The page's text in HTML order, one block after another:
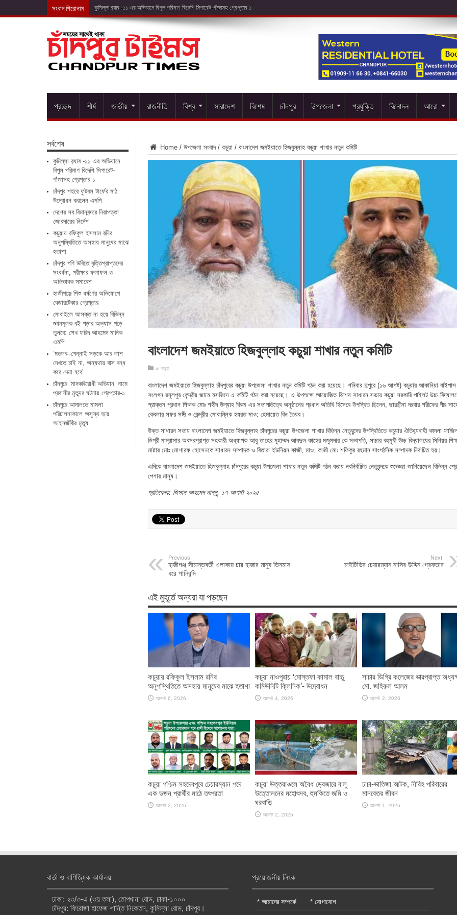
সংবাদ শিরোনাম চাঁদপুর শ
প্রচ্ছদ শীর্ষ জাতীয় রাজনীতি বিশ্ব সারাদেশ বিশেষ চাঁদপুর উপজেলা প্রযুক্তি বিনোদন আরো
Home / উপজেলা সংবাদ / কচুয়া / বাংলাদেশ জমইয়াতে হিজবুল্লাহ কচুয়া শাখার নতুন কমিটি
বাংলাদেশ জমইয়াতে হিজবুল্লাহ কচুয়া শাখার নতুন কমিটি
in কচুয়া
বাংলাদেশ জমইয়াতে হিজবুল্লাহ চাঁদপুরের কচুয়া উপজেলা শাখার নতুন কমিটি গঠন করা হয়েছে। শনিবার দুপুরে (১৬ আগষ্ট) কচুয়ার আকানিয়া বাইপাস
সংলগ্ন রসূলপুর কেন্দ্রীয় জামে মসজিদে এ কমিটি গঠন করা হয়েছে। এ উপলক্ষে আয়োজিত বিশেষ সাধারন সভায় কচুয়া সরকারি পাইলট উচ্চ
প্রাক্তন প্রধান শিক্ষক মোঃ শহীদ উল্যাহ বিকম এর সভাপতিত্বে অনুষ্ঠানের প্রধান অতিথি হিসেবে উপস্থিত ছিলেন, ছারছীনা দরবার শরীফের পীর
কেবলার সফর সঙ্গী ও কেন্দ্রীয় মোবাল্লিক হযরত মাও: হেমায়েত বিন তৈয়ব।
উক্ত সাধারন সভায় বাংলাদেশ জমইয়াতে হিজবুল্লাহ চাঁদপুরের কচুয়া উপজেলা শাখার বিভিন্ন নেতৃবৃন্দের উপস্থিতিতে কচুয়ার ঐতিহ্যবাহী কাদলা
ডিগ্রী মাদ্রাসার অবসরপ্রাপ্ত সহকারী অধ্যাপক আবু তাহের মুহাম্মদ আবদুল কাহের মজুমদার কে সভাপতি, সাচার বহুমুখী উচ্চ বিদ্যালয়ের সিনিয়র
মাষ্টার মোঃ মোশারফ হোসেনকে সাধারন সম্পাদক ও বিতারা ইউনিয়ন কাজী, মাও: কাজী মোঃ শফিকুর রহমান সাংগঠনিক সম্পাদক নির্বাচিত হয়।
এদিকে বাংলাদেশ জমইয়াতে হিজবুল্লাহ চাঁদপুরের কচুয়া উপজেলা শাখার নতুন কমিটি গঠন করায় নবনির্বাচিত নেতৃবৃন্দকে শুভেচ্ছা জানিয়েছেন বিভিন্ন
পেশার মানুষ।
প্রতিবেদক: জিসান আহমেদ নান্নু, ১৭ আগস্ট ২০২৫
Previous:
হাজীগঞ্জ সীমান্তবর্তী এলাকায় চার হাজার মানুষ তিনমাস
ধরে পানিবন্দি
Next:
মাইটিভির চেয়ারম্যান নাসির উদ্দিন গ্রেফতার
এই মুহূর্তে অন্যরা যা পড়ছেন
কচুয়ায় রফিকুল ইসলাম রনির
অনুপস্থিতিতে অসহায় মানুষের মাঝে হতাশা
আগস্ট 6, 2026
কচুয়া নাওপুরায় ‘মোস্তফা কামাল বাচ্চু
কমিউনিটি ক্লিনিক’- উদ্বোধন
আগস্ট 4, 2026
সাচার ডিগ্রি কলেজের ভারপ্রাপ্ত
মো. জহিরুল আলম
আগস্ট 2, 2026
কচুয়া পশ্চিম সহদেবপুরে চেয়ারম্যান পদে
এক ডজন প্রার্থীর মাঠে তৎপরতা
আগস্ট 2, 2026
কচুয়া উত্তরাঞ্চলে অবৈধ ড্রেজারে বালু
উত্তোলনের মহোৎসব, হুমকিতে জমি ও
ঘরবাড়ি
আগস্ট 2, 2026
চাচা-ভাতিজা আটক, নীরিহ পরিবারের
মানবেতর জীবন
আগস্ট 1, 2026
সর্বশেষ
কুমিল্লা র‌্যাব -১১ এর অভিযানে
বিপুল পরিমাণ বিদেশি সিগারেট-
গাঁজাসহ গ্রেপ্তার ১
চাঁদপুর শহরে ফুটবল টার্ফের মাঠ
উদ্বোধন করলেন এমপি
দেশের সব বিমানবন্দরে নিরাপত্তা
জোরদারের নির্দেশ
কচুয়ায় রফিকুল ইসলাম রনির
অনুপস্থিতিতে অসহায় মানুষের মাঝে
হতাশা
চাঁদপুর গণি উবিতে বৃত্তিপ্রাপ্তদের
সংবর্ধনা, পরীক্ষার ফলাফল ও
অভিভাবক সমাবেশ
হাজীগঞ্জে শিশু ধর্ষণের অভিযোগে
কেয়ারটেকার গ্রেপ্তার
মোবাইলে আসক্ত না হয়ে বিভিন্ন
জ্ঞানমূলক বই পড়ার অভ্যাস গড়ে
তুলবে: শেখ ফরিদ আহমেদ মানিক
এমপি
‘মতলব–পেন্নাই সড়কে আর লাশ
দেখতে চাই না, অন্যথায় বাস বন্ধ
করে দেয়া হবে’
চাঁদপুরে ‘মাদকবিরোধী অভিযান’ নামে
প্রবাসীর মৃত্যুর ঘটনায় গ্রেপ্তার-১
চাঁদপুরে আদালতে মামলা
পরিচালনাকালে অসুস্থ হয়ে
আইনজীবীর মৃত্যু
বার্তা ও বাণিজ্যিক কার্যালয়
ঢাকা: ২৩/৩-এ (৩য় তলা), তোপখানা রোড, ঢাকা-১০০০
চাঁদপুর: ফিরোজা হাফেজ শান্তি নিকেতন, কুমিল্লা রোড, চাঁদপুর।
প্রয়োজনীয় লিংক
*আমাদের সম্পর্কে *যোগাযোগ